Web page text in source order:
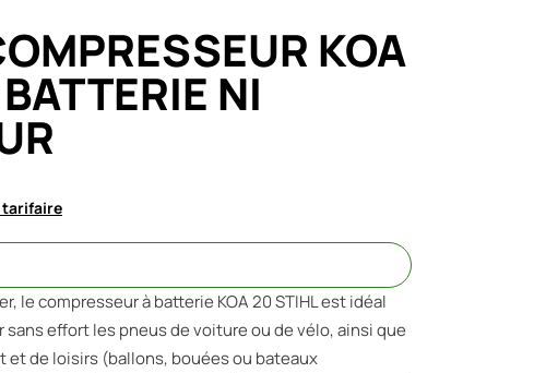
KOA
NI
tarifaire
le compresseur à batterie KOA 20 STIHL est idéal
effort les pneus de voiture ou de vélo, ainsi que
et de loisirs (ballons, bouées ou bateaux